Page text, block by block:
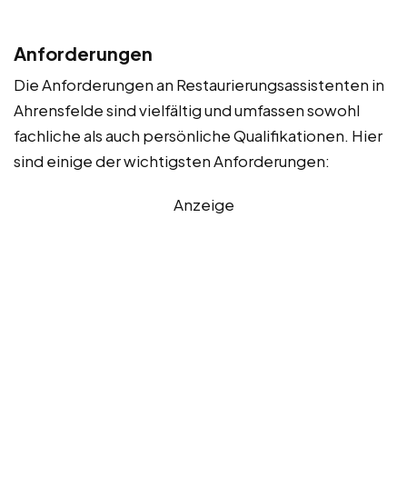
Anforderungen
Die Anforderungen an Restaurierungsassistenten in
Ahrensfelde sind vielfältig und umfassen sowohl
fachliche als auch persönliche Qualifikationen. Hier
sind einige der wichtigsten Anforderungen:
Anzeige